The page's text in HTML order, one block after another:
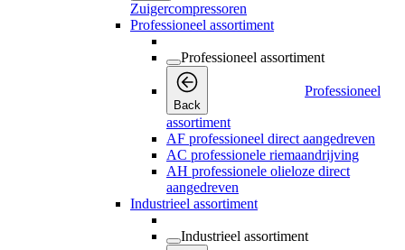
Zuigercompressoren
Professioneel assortiment
Professioneel assortiment
Back
Professioneel
assortiment
AF professioneel direct aangedreven
AC professionele riemaandrijving
AH professionele olieloze direct
aangedreven
Industrieel assortiment
Industrieel assortiment